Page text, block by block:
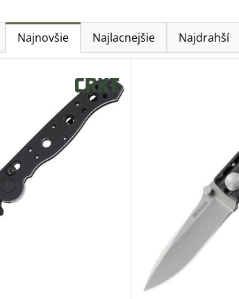
Najnovšie Najlacnejšie Najdrahší